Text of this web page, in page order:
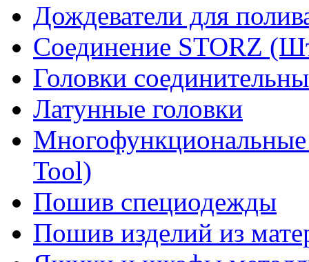
Дождеватели для
Соединение STORZ
Головки
Латунные головки
Tool)
Пошив специодежды
Пошив изделий из